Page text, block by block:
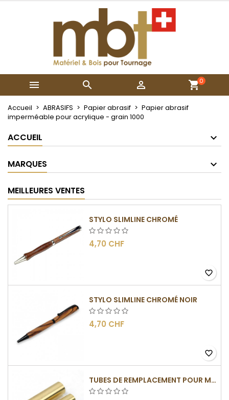
   0
Accueil ABRASIFS Papier abrasif
Papier abrasif
imperméable pour acrylique - grain 1000
ACCUEIL
MARQUES
MEILLEURES VENTES
STYLO SLIMLINE CHROMÉ
4,70 CHF
favorite_border
STYLO SLIMLINE CHROMÉ NOIR
4,70 CHF
favorite_border
TUBES DE REMPLACEMENT POUR MÉCANISME SLIMLINE
Mes listes
Créer une nouvelle liste
Créer une liste d'envies
Connexion
Vous devez être connecté pour ajouter des produits
à votre liste d'envies.
Annuler Connexion